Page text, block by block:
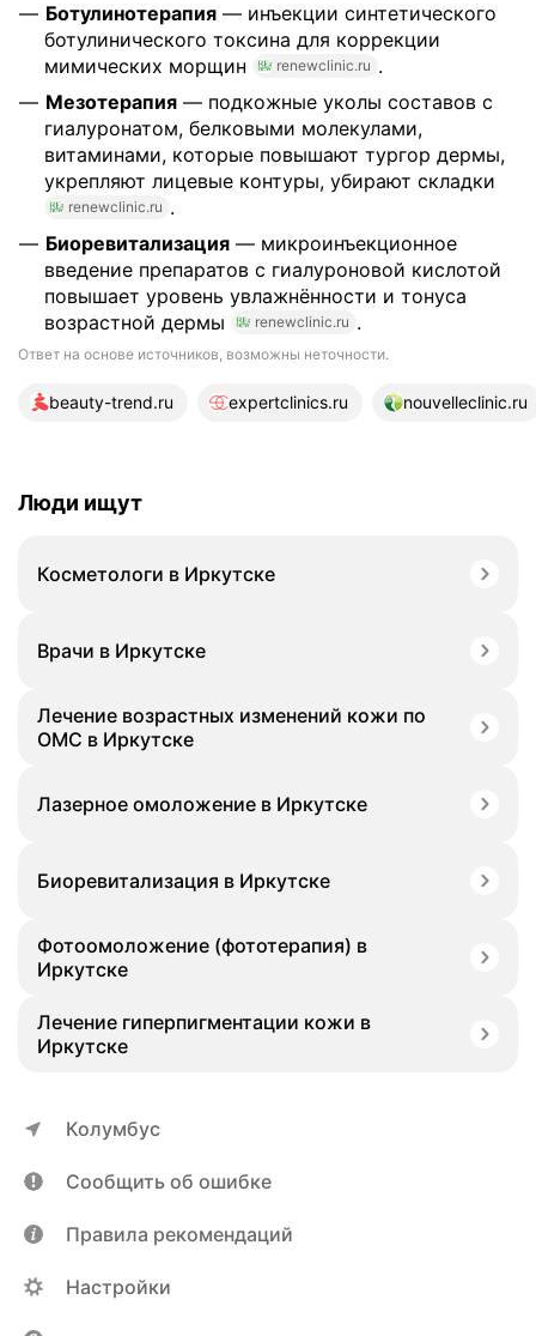
Ботулинотерапия — инъекции синтетического
ботулинического токсина для коррекции
мимических морщин
renewclinic.ru .
Мезотерапия — подкожные уколы составов с
гиалуронатом, белковыми молекулами,
витаминами, которые повышают тургор дермы,
укрепляют лицевые контуры, убирают складки
renewclinic.ru .
Биоревитализация — микроинъекционное
введение препаратов с гиалуроновой кислотой
повышает уровень увлажнённости и тонуса
возрастной дермы
renewclinic.ru .
Ответ на основе источников, возможны неточности.
18 источников
beauty-trend.ru expertclinics.ru nouvelleclinic.ru
Люди ищут
Косметологи в Иркутске
Врачи в Иркутске
Лечение возрастных изменений кожи по
ОМС в Иркутске
Лазерное омоложение в Иркутске
Биоревитализация в Иркутске
Фотоомоложение (фототерапия) в
Иркутске
Лечение гиперпигментации кожи в
Иркутске
Колумбус
Сообщить об ошибке
Правила рекомендаций
Настройки